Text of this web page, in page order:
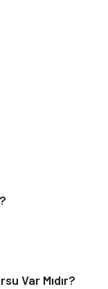
Metal
Var Mıdır?